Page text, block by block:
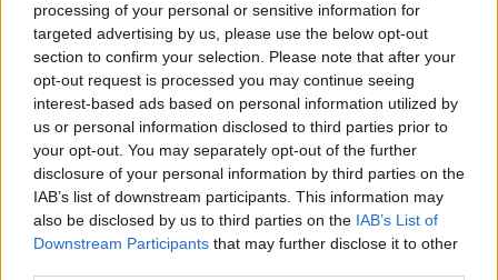
processing of your personal or sensitive information for
targeted advertising by us, please use the below opt-out
section to confirm your selection. Please note that after your
opt-out request is processed you may continue seeing
interest-based ads based on personal information utilized by
us or personal information disclosed to third parties prior to
your opt-out. You may separately opt-out of the further
disclosure of your personal information by third parties on the
IAB’s list of downstream participants. This information may
also be disclosed by us to third parties on the IAB’s List of
Downstream Participants that may further disclose it to other
6. Állt előtte egy óriási diadalív
A Madison Square Park környéke már sok diadalívet
látott. 1889-ben George Washington emlékének
állítottak két diadalívet is, a századfordulón a
spanyol-amerikai háborúban aratott győzelemnek,